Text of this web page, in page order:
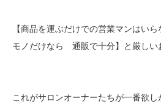
【商品を運ぶだけでの営業マンはいら
モノだけなら 通販で十分】と厳しい
これがサロンオーナーたちが一番欲し